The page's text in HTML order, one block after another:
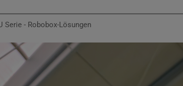
Serie - Robobox-Lösungen